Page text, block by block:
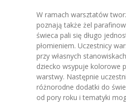
W ramach warsztatów
poznają także żel
świeca pali się długo
płomieniem. Uczestnicy
przy własnych
dziecko wsypuje kolorowe
warstwy. Następnie
różnorodne dodatki do
od pory roku i tematyki